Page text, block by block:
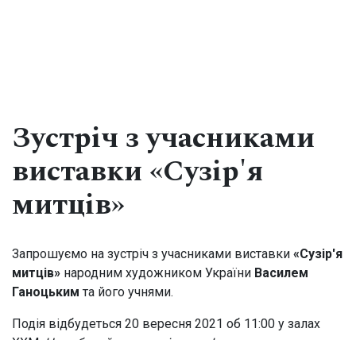
ПРО МУЗЕЙ
Історична довідка
Експонати місяця
Структура музею
Зустріч з учасниками
виставки «Сузір'я
митців»
Запрошуємо на зустріч з учасниками виставки «Сузір'я
митців» народним художником України Василем
Ганоцьким та його учнями.
Подія відбудеться 20 вересня 2021 об 11:00 у залах